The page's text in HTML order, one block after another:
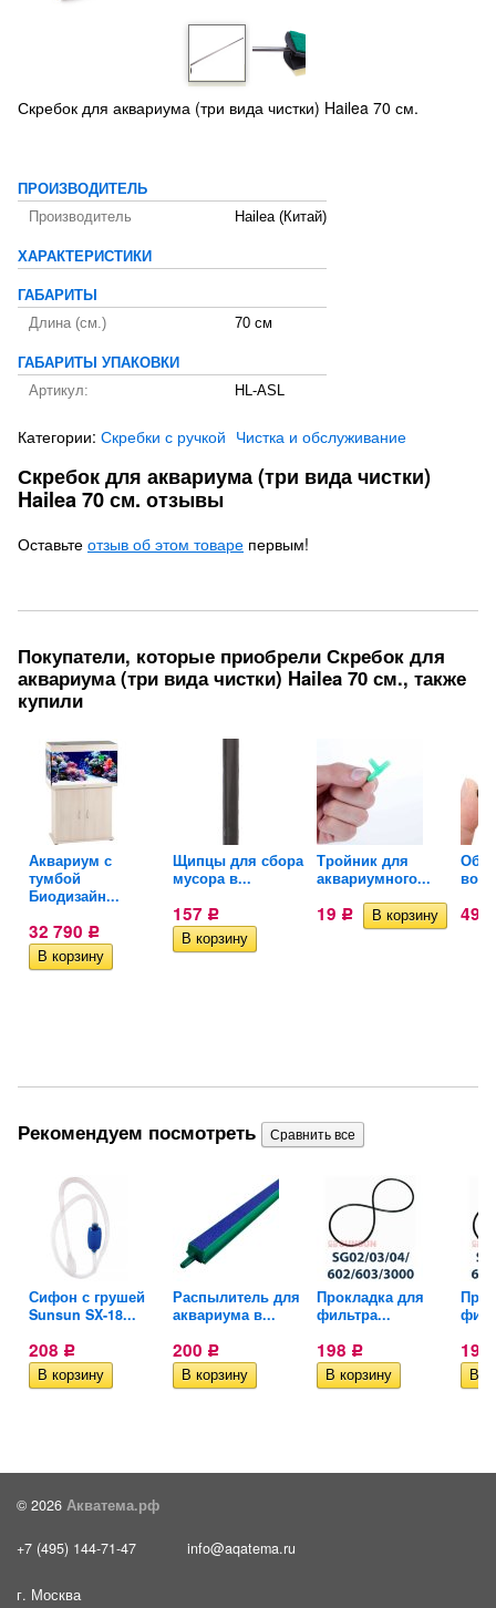
Скребок для аквариума (три вида чистки) Hailea 70 см.
ПРОИЗВОДИТЕЛЬ
Производитель
Hailea (Китай)
ХАРАКТЕРИСТИКИ
ГАБАРИТЫ
Длина (см.)
70 см
ГАБАРИТЫ УПАКОВКИ
Артикул:
HL-ASL
Категории: Скребки с ручкой Чистка и обслуживание
Скребок для аквариума (три вида чистки)
Hailea 70 см. отзывы
Оставьте отзыв об этом товаре первым!
Покупатели, которые приобрели Скребок для
аквариума (три вида чистки) Hailea 70 см., также
купили
Аквариум с
тумбой
Биодизайн...
32 790 Р
Щипцы для сбора
мусора в...
157 Р
Тройник для
аквариумного...
19 Р 49
Рекомендуем посмотреть
Сифон с грушей
Sunsun SX-18...
208 Р
Распылитель для
аквариума в...
200 Р
Прокладка для
фильтра...
198 Р 198
© 2026 Акватема.рф
+7 (495) 144-71-47 info@aqatema.ru
г. Москва